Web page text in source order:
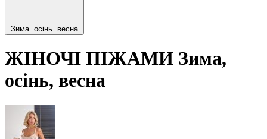
Зима. осінь. весна
ЖІНОЧІ ПІЖАМИ Зима,
осінь, весна